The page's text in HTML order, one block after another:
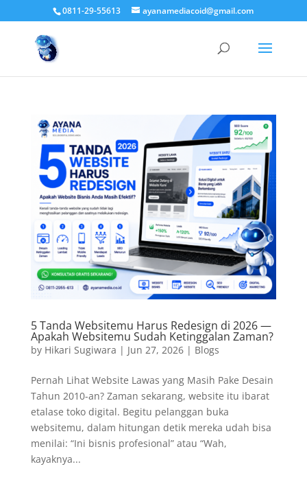
0811-29-55613 ayanamediacoid@gmail.com
5 Tanda Websitemu Harus Redesign di 2026 —
Apakah Websitemu Sudah Ketinggalan Zaman?
by Hikari Sugiwara | Jun 27, 2026| Blogs
Pernah Lihat Website Lawas yang Masih Pake Desain
Tahun 2010-an? Zaman sekarang, website itu ibarat
etalase toko digital. Begitu pelanggan buka
websitemu, dalam hitungan detik mereka udah bisa
menilai: “Ini bisnis profesional” atau “Wah,
kayaknya...